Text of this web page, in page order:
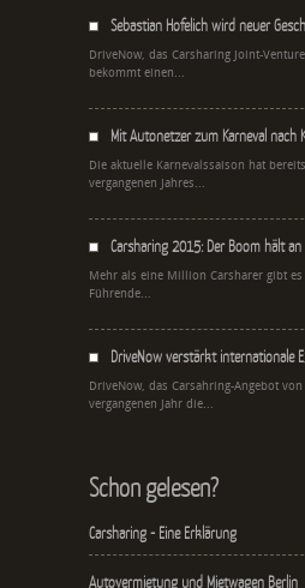
Sebastian Hofelich wird neuer
DriveNow, das Carsharing Joint-
bekommt einen...
Mit Autonetzer zum Karneval nach
Die aktuelle Karnevalssaison hat
vergangenen Jahres...
Carsharing 2015: Der Boom hält an
Mehr als eine Million Carsharer gibt
Führende...
DriveNow verstärkt internationale
DriveNow, das Carsahring-Angebot
vergangenen Jahr die...
Schon gelesen?
Carsharing - Eine Erklärung
Autovermietung und Mietwagen Berlin